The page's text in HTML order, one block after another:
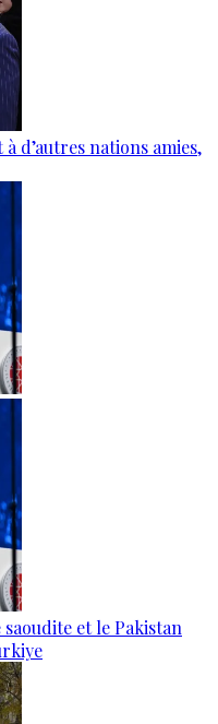
d’autres nations amies,
et le Pakistan